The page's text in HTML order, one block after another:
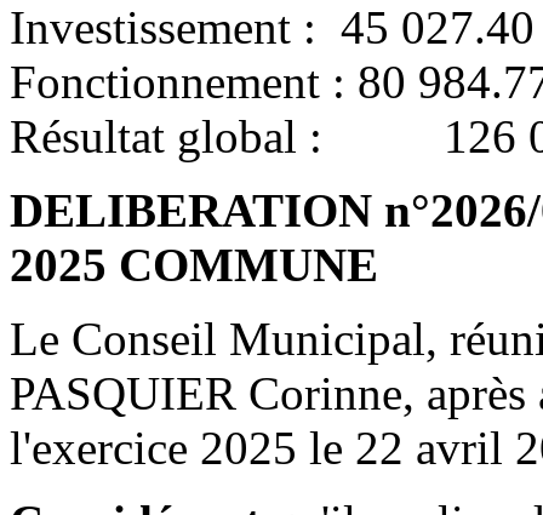
Investissement : 45 027.40
Fonctionnement : 80
Résultat global : 126
DELIBERATION
2025 COMMUNE
Le Conseil Municipal,
PASQUIER Corinne,
l'exercice 2025 le 22 avril